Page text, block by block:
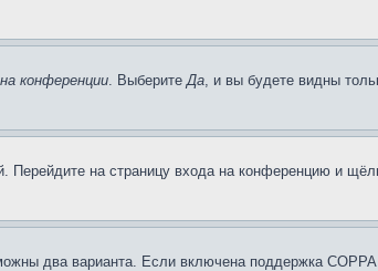
конференции. ВыберитеДа, и вы будете видны
Перейдите на страницу входа на конференцию и
два варианта. Если включена поддержка